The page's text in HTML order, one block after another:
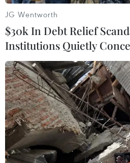
1,7% và cũng sẽ cải thiện các
JG Wentworth
$30k In Debt Relief
Institutions Quietly